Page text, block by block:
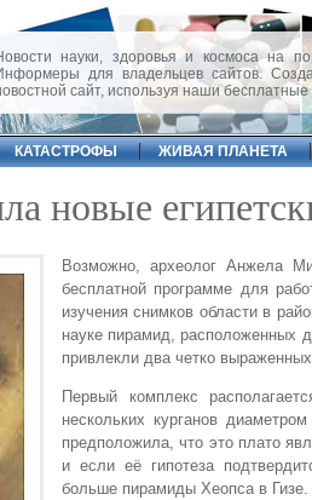
науки, здоровья и космоса на
для владельцев сайтов.
сайт, используя наши
КАТАСТРОФЫ ЖИВАЯ ПЛАНЕТА
новые
Возможно, археолог Анжела
бесплатной программе для
изучения снимков области в
науке пирамид, расположенных
привлекли два четко
Первый комплекс
нескольких курганов
предположила, что это плато
и если её гипотеза
больше пирамиды Хеопса в Гизе.